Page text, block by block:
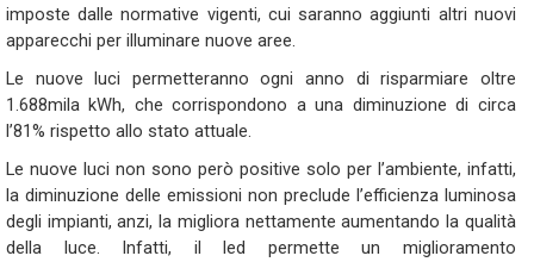
imposte dalle normative vigenti, cui saranno aggiunti altri nuovi
apparecchi per illuminare nuove aree.
Le nuove luci permetteranno ogni anno di risparmiare oltre
1.688mila kWh, che corrispondono a una diminuzione di circa
l’81% rispetto allo stato attuale.
Le nuove luci non sono però positive solo per l’ambiente, infatti,
la diminuzione delle emissioni non preclude l’efficienza luminosa
degli impianti, anzi, la migliora nettamente aumentando la qualità
della luce. Infatti, il led permette un miglioramento